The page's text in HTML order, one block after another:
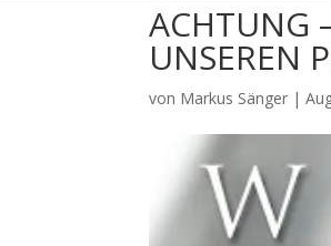
ACHTUNG
UNSEREN
von Markus Sänger |